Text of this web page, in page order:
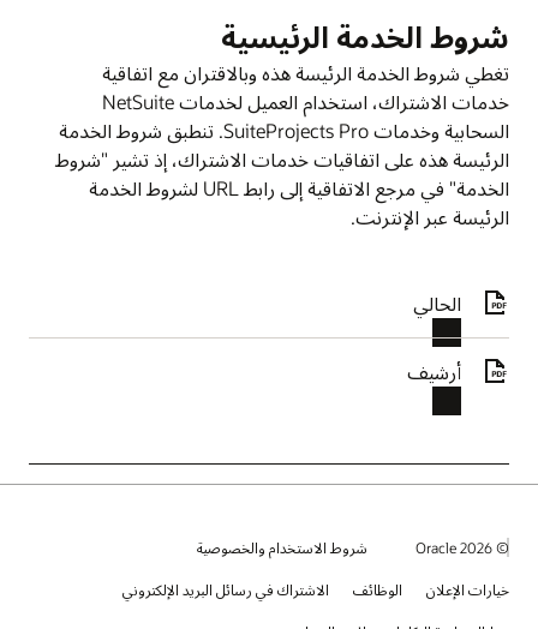
شروط الخدمة الرئيسية
تغطي شروط الخدمة الرئيسة هذه وبالاقتران مع اتفاقية
خدمات الاشتراك، استخدام العميل لخدمات NetSuite
السحابية وخدمات SuiteProjects Pro. تنطبق شروط الخدمة
الرئيسة هذه على اتفاقيات خدمات الاشتراك، إذ تشير "شروط
الخدمة" في مرجع الاتفاقية إلى رابط URL لشروط الخدمة
الرئيسة عبر الإنترنت.
الحالي
أرشيف
© 2026 Oracle شروط الاستخدام والخصوصية
خيارات الإعلان الوظائف الاشتراك في رسائل البريد الإلكتروني